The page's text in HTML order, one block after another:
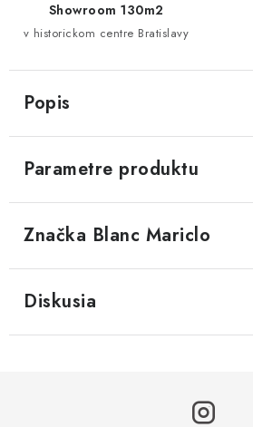
Showroom 130m2
v historickom centre Bratislavy
Popis
Parametre produktu
Značka Blanc Mariclo
Diskusia